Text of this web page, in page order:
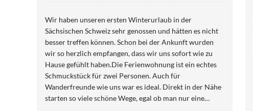
Wir haben unseren ersten Winterurlaub in der
Sächsischen Schweiz sehr genossen und hätten es nicht
besser treffen können. Schon bei der Ankunft wurden
wir so herzlich empfangen, dass wir uns sofort wie zu
Hause gefühlt haben.Die Ferienwohnung ist ein echtes
Schmuckstück für zwei Personen. Auch für
Wanderfreunde wie uns war es ideal. Direkt in der Nähe
starten so viele schöne Wege, egal ob man nur eine